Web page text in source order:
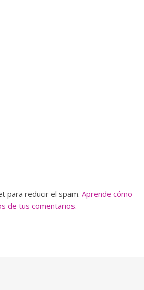
para reducir el spam. Aprende cómo
de tus comentarios.